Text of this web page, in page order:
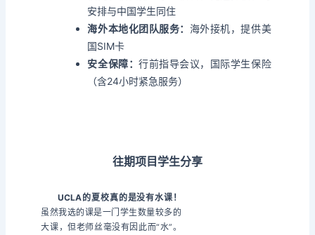
安排与中国学生同住
海外本地化团队服务： 海外接机，提供美
国SIM卡
安全保障：行前指导会议，国际学生保险
（含24小时紧急服务）
往期项目学生分享
UCLA的夏校真的是没有水课！
虽然我选的课是一门学生数量较多的
大课，但老师丝毫没有因此而“水”。